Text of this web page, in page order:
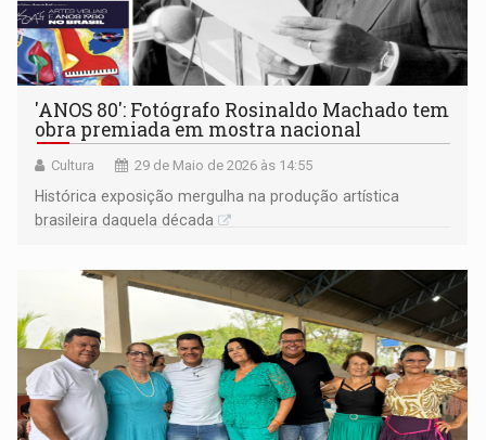
'ANOS 80': Fotógrafo Rosinaldo Machado tem
obra premiada em mostra nacional
Cultura 29 de Maio de 2026 às 14:55
Histórica exposição mergulha na produção artística
brasileira daquela década